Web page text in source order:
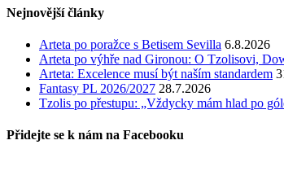
Nejnovější články
Arteta po poražce s Betisem Sevilla 6.8.2026
Arteta po výhře nad Gironou: O Tzolisovi,
Arteta: Excelence musí být naším standardem
Fantasy PL 2026/2027 28.7.2026
Tzolis po přestupu: „Vždycky mám hlad po
Přidejte se k nám na Facebooku